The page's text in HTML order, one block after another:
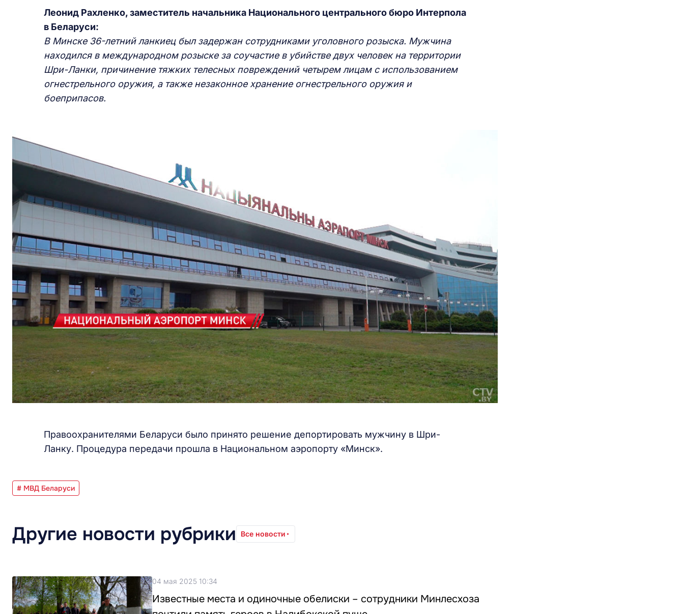
Леонид Рахленко, заместитель начальника Национального центрального бюро Интерпола
в Беларуси:
В Минске 36-летний ланкиец был задержан сотрудниками уголовного розыска. Мужчина
находился в международном розыске за соучастие в убийстве двух человек на территории
Шри-Ланки, причинение тяжких телесных повреждений четырем лицам с использованием
огнестрельного оружия, а также незаконное хранение огнестрельного оружия и
боеприпасов.
Правоохранителями Беларуси было принято решение депортировать мужчину в Шри-
Ланку. Процедура передачи прошла в Национальном аэропорту «Минск».
# МВД Беларуси
Другие новости рубрики Все новости
04 мая 2025 10:34
Известные места и одиночные обелиски – сотрудники Минлесхоза